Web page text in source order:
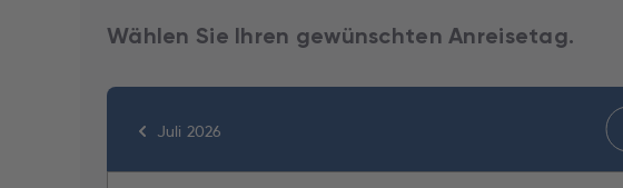
Wählen Sie Ihren gewünschten Anreisetag.
Juli 2026